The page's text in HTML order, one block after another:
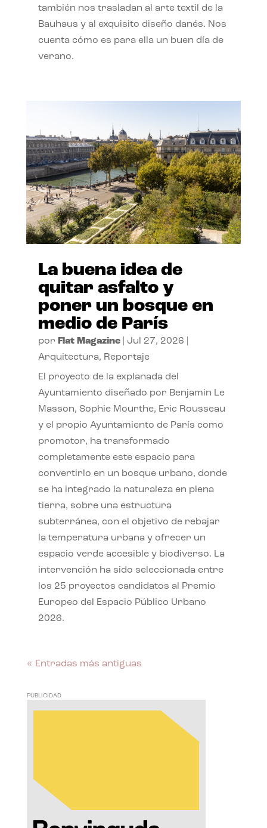
también nos trasladan al arte textil de la
Bauhaus y al exquisito diseño danés. Nos
cuenta cómo es para ella un buen día de
verano.
La buena idea de
quitar asfalto y
poner un bosque en
medio de París
por Flat Magazine| Jul 27, 2026
Arquitectura, Reportaje
El proyecto de la explanada del
Ayuntamiento diseñado por Benjamin Le
Masson, Sophie Mourthe, Eric Rousseau
y el propio Ayuntamiento de París como
promotor, ha transformado
completamente este espacio para
convertirlo en un bosque urbano, donde
se ha integrado la naturaleza en plena
tierra, sobre una estructura
subterránea, con el objetivo de rebajar
la temperatura urbana y ofrecer un
espacio verde accesible y biodiverso. La
intervención ha sido seleccionada entre
los 25 proyectos candidatos al Premio
Europeo del Espacio Público Urbano
2026.
« Entradas más antiguas
PUBLICIDAD